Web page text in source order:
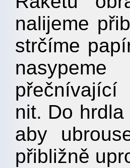
nalijeme
strčíme
přečnívající
nit. Do
aby
přibližně